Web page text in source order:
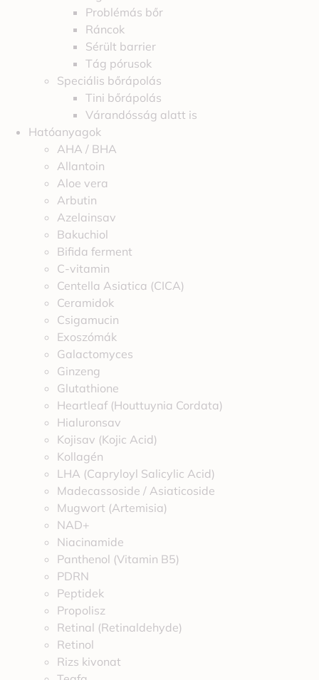
Problémás bőr
Ráncok
Sérült barrier
Tág pórusok
Speciális bőrápolás
Tini bőrápolás
Várandósság alatt is
Hatóanyagok
AHA / BHA
Allantoin
Aloe vera
Arbutin
Azelainsav
Bakuchiol
Bifida ferment
C-vitamin
Centella Asiatica (CICA)
Ceramidok
Csigamucin
Exoszómák
Galactomyces
Ginzeng
Glutathione
Heartleaf (Houttuynia Cordata)
Hialuronsav
Kojisav (Kojic Acid)
Kollagén
LHA (Capryloyl Salicylic Acid)
Madecassoside / Asiaticoside
Mugwort (Artemisia)
NAD+
Niacinamide
Panthenol (Vitamin B5)
PDRN
Peptidek
Propolisz
Retinal (Retinaldehyde)
Retinol
Rizs kivonat